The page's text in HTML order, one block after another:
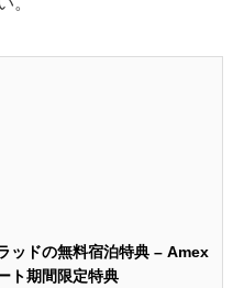
ッドの無料宿泊特典 – Amex
ト期間限定特典